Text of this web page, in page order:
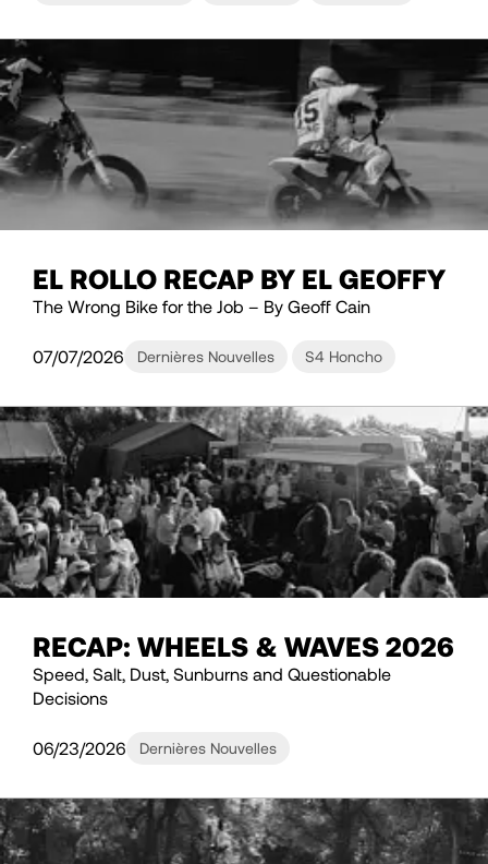
EL ROLLO RECAP BY EL GEOFFY
The Wrong Bike for the Job – By Geoff Cain
07/07/2026 Dernières Nouvelles S4 Honcho
RECAP: WHEELS & WAVES 2026
Speed, Salt, Dust, Sunburns and Questionable
Decisions
06/23/2026 Dernières Nouvelles